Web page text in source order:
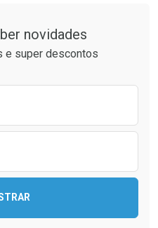
novidades
e super descontos